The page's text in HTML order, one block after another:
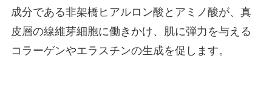
成分である非架橋ヒアルロン酸とアミノ酸が、真
皮層の線維芽細胞に働きかけ、肌に弾力を与える
コラーゲンやエラスチンの生成を促します。